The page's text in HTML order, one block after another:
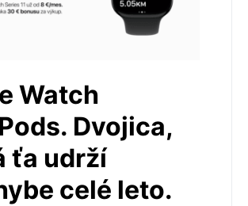
Watch
Dvojica,
ťa udrží
celé leto.